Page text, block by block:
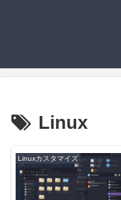
Linux
Linuxカスタマイズ